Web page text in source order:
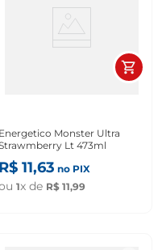
Energetico Monster Ultra
Lt 473ml
R$ 11,63 no PIX
1x de R$ 11,99